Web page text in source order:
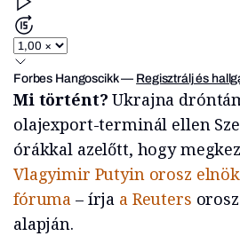
Forbes Hangoscikk— Regisztrálj és
Mi történt? Ukrajna
olajexport-terminál ellen
órákkal azelőtt, hogy
Vlagyimir Putyin orosz elnök
fóruma – írja a Reuters
alapján.